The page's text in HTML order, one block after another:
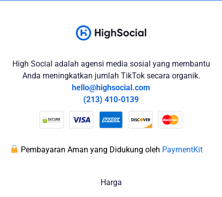
High Social adalah agensi media sosial yang membantu
Anda meningkatkan jumlah TikTok secara organik.
hello@highsocial.com
(213) 410-0139
Pembayaran Aman yang Didukung oleh PaymentKit
Harga